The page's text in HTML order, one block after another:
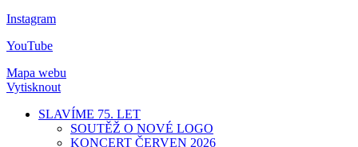
Instagram
YouTube
Mapa webu
Vytisknout
SLAVÍME 75. LET
SOUTĚŽ O NOVÉ LOGO
KONCERT ČERVEN 2026